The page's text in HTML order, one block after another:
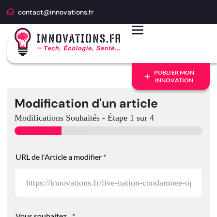
contact@innovations.fr
PUBLIER MON
INNOVATION
Modification d'un article
Modifications Souhaités - Étape 1 sur 4
URL de l'Article a modifier *